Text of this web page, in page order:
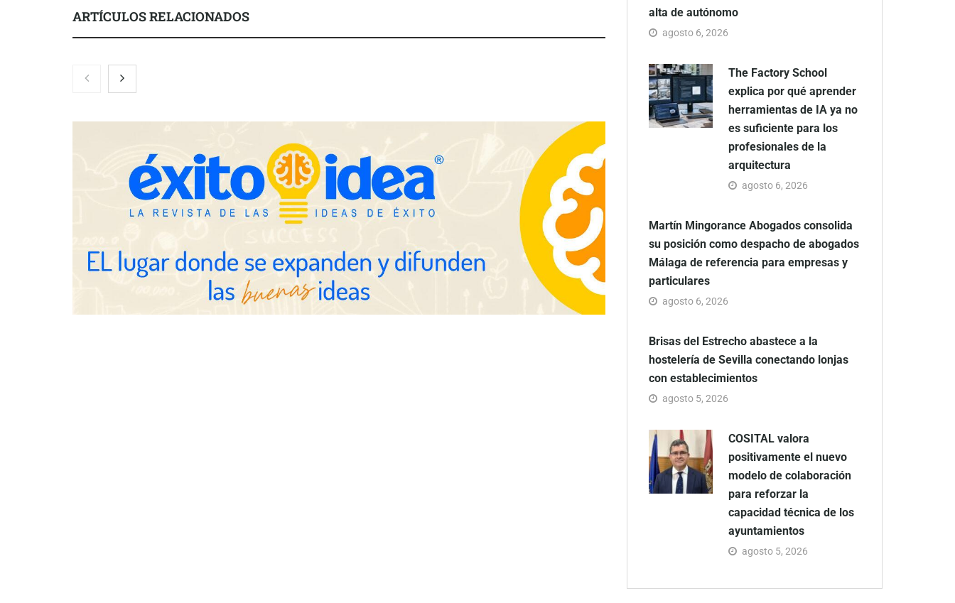
ARTÍCULOS RELACIONADOS
Toro Tapas inaugura su Raw Bar:
una experiencia desde mediodía
hasta el anochecer con cocina
Eulalia Roig lanza ‘The Journal’,
una revista digital mensual de
entrevistas y fotografía editorial
Gestoría Online reduce a unas
horas el alta de autónomo
alta de autónomo
agosto 6, 2026
The Factory School
explica por qué aprender
herramientas de IA ya no
es suficiente para los
profesionales de la
arquitectura
agosto 6, 2026
Martín Mingorance Abogados consolida
su posición como despacho de abogados
Málaga de referencia para empresas y
particulares
agosto 6, 2026
Brisas del Estrecho abastece a la
hostelería de Sevilla conectando lonjas
con establecimientos
agosto 5, 2026
COSITAL valora
positivamente el nuevo
modelo de colaboración
para reforzar la
capacidad técnica de los
ayuntamientos
agosto 5, 2026